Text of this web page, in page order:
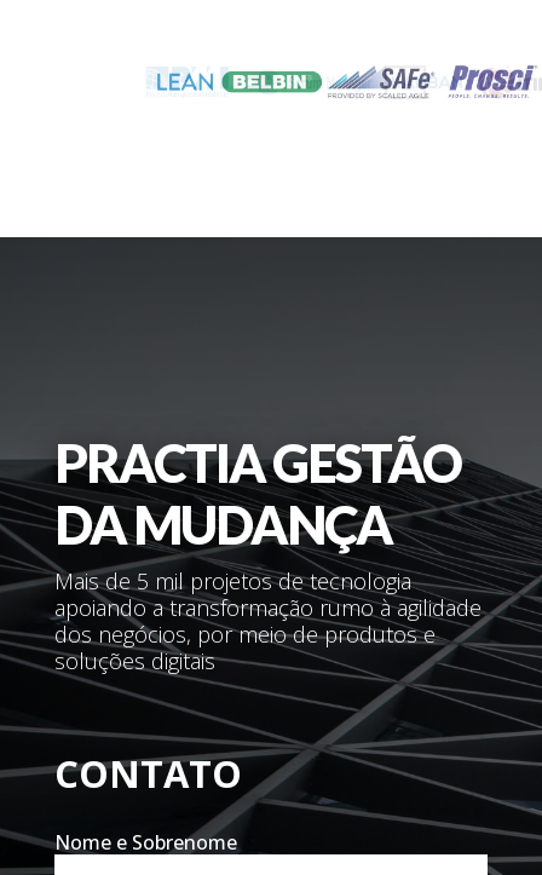
PRACTIA GESTÃO
DA MUDANÇA
Mais de 5 mil projetos de tecnologia
apoiando a transformação rumo à agilidade
dos negócios, por meio de produtos e
soluções digitais
CONTATO
Nome e Sobrenome